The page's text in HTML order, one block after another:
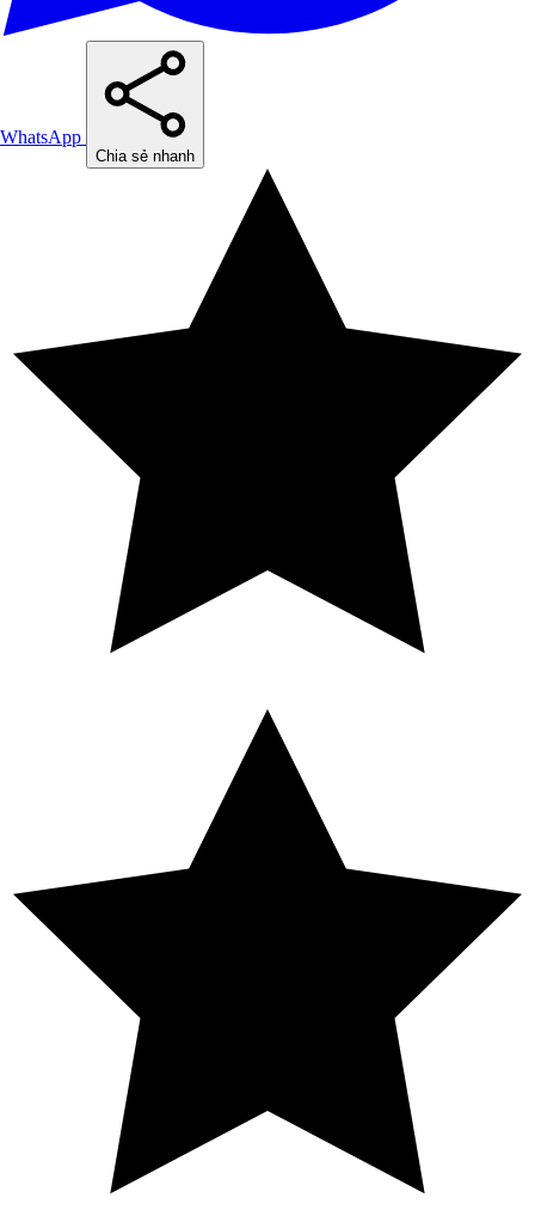
WhatsApp
Chia sẻ nhanh